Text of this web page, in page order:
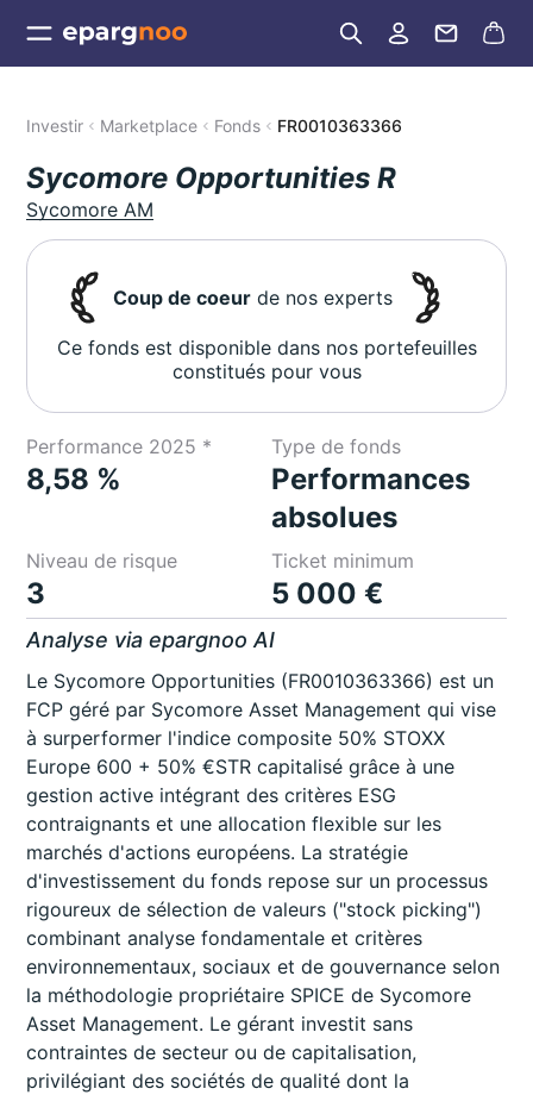
Investir Marketplace Fonds FR0010363366
Sycomore Opportunities R
Sycomore AM
Coup de coeur de nos experts
Ce fonds est disponible dans nos portefeuilles
constitués pour vous
Performance 2025 *
8,58 %
Type de fonds
Performances
absolues
Niveau de risque
3
Ticket minimum
5 000 €
Analyse via epargnoo AI
Le Sycomore Opportunities (FR0010363366) est un
FCP géré par Sycomore Asset Management qui vise
à surperformer l'indice composite 50% STOXX
Europe 600 + 50% €STR capitalisé grâce à une
gestion active intégrant des critères ESG
contraignants et une allocation flexible sur les
marchés d'actions européens. La stratégie
d'investissement du fonds repose sur un processus
rigoureux de sélection de valeurs ("stock picking")
combinant analyse fondamentale et critères
environnementaux, sociaux et de gouvernance selon
la méthodologie propriétaire SPICE de Sycomore
Asset Management. Le gérant investit sans
contraintes de secteur ou de capitalisation,
privilégiant des sociétés de qualité dont la